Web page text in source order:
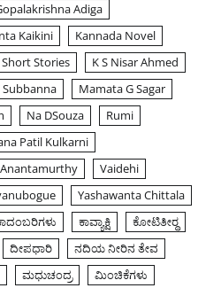
Adiga
Kaikini
Kannada Novel
Stories
K S Nisar Ahmed
Subbanna
Mamata G Sagar
Na DSouza
Rumi
Patil Kulkarni
Anantamurthy
Vaidehi
Yashawanta Chittala
ಕಾವ್ಯಾಕ್ಷಿ
ಕೋಟಿತೀರ್‍ಥ
ದೀಪಧಾರಿ
ನದಿಯ ನೀರಿನ ತೇವ
ಮಧುಚಂದ್ರ
ಮಿಂಚಿಕೆಗಳು